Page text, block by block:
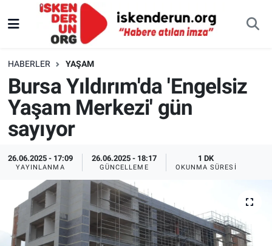
HABERLER YAŞAM
Bursa Yıldırım'da 'Engelsiz
Yaşam Merkezi' gün
sayıyor
26.06.2025 - 17:09
YAYINLANMA
26.06.2025 - 18:17
GÜNCELLEME
1 DK
OKUNMA SÜRESI